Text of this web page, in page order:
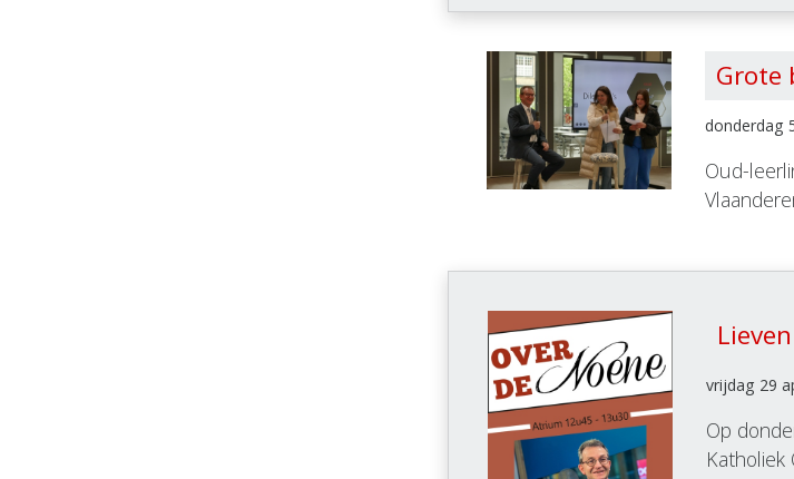
Grote
donderdag
Oud-
vrijdag 29
Op
Katholiek